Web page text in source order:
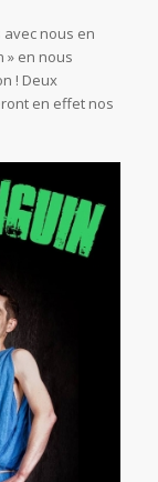
nous en
» en nous
! Deux
en effet nos